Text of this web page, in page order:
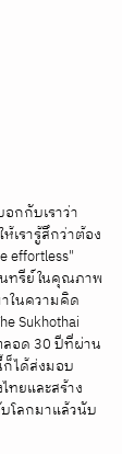
กกับเราว่า
เรารู้สึกว่าต้อง
effortless"
ทรีย์ในคุณภาพ
ในความคิด
Sukhothai
ลอด 30 ปีที่ผ่าน
ก็ได้ส่งมอบ
ทยและสร้าง
โลกมาแล้วนับ